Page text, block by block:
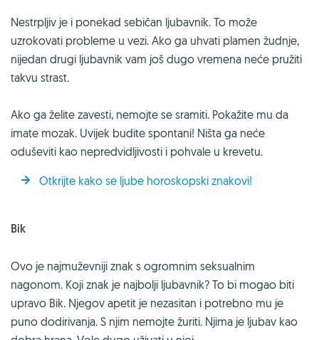
Nestrpljiv je i ponekad sebičan ljubavnik. To može
uzrokovati probleme u vezi. Ako ga uhvati plamen žudnje,
nijedan drugi ljubavnik vam još dugo vremena neće pružiti
takvu strast.
Ako ga želite zavesti, nemojte se sramiti. Pokažite mu da
imate mozak. Uvijek budite spontani! Ništa ga neće
oduševiti kao nepredvidljivosti i pohvale u krevetu.
Otkrijte kako se ljube horoskopski znakovi!
Bik
Ovo je najmuževniji znak s ogromnim seksualnim
nagonom. Koji znak je najbolji ljubavnik? To bi mogao biti
upravo Bik. Njegov apetit je nezasitan i potrebno mu je
puno dodirivanja. S njim nemojte žuriti. Njima je ljubav kao